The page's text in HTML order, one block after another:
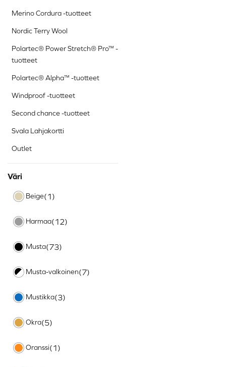
Merino Cordura -tuotteet
Nordic Terry Wool
Polartec® Power Stretch® Pro™ -
tuotteet
Polartec® Alpha™ -tuotteet
Windproof -tuotteet
Second chance -tuotteet
Svala Lahjakortti
Outlet
Väri
Beige(1)
Harmaa(12)
Musta(73)
Musta-valkoinen(7)
Mustikka(3)
Okra(5)
Oranssi(1)